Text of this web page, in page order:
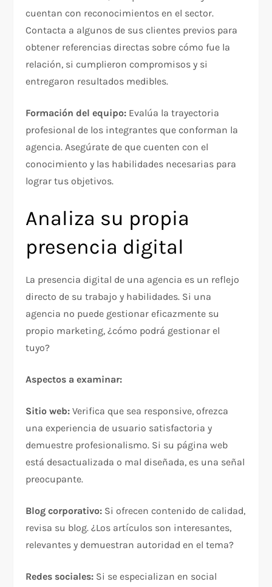
cuentan con reconocimientos en el sector.
Contacta a algunos de sus clientes previos para
obtener referencias directas sobre cómo fue la
relación, si cumplieron compromisos y si
entregaron resultados medibles.​
Formación del equipo: Evalúa la trayectoria
profesional de los integrantes que conforman la
agencia. Asegúrate de que cuenten con el
conocimiento y las habilidades necesarias para
lograr tus objetivos.​
Analiza su propia
presencia digital
La presencia digital de una agencia es un reflejo
directo de su trabajo y habilidades. Si una
agencia no puede gestionar eficazmente su
propio marketing, ¿cómo podrá gestionar el
tuyo?​
Aspectos a examinar:
Sitio web: Verifica que sea responsive, ofrezca
una experiencia de usuario satisfactoria y
demuestre profesionalismo. Si su página web
está desactualizada o mal diseñada, es una señal
preocupante.​
Blog corporativo: Si ofrecen contenido de calidad,
revisa su blog. ¿Los artículos son interesantes,
relevantes y demuestran autoridad en el tema?​
Redes sociales: Si se especializan en social